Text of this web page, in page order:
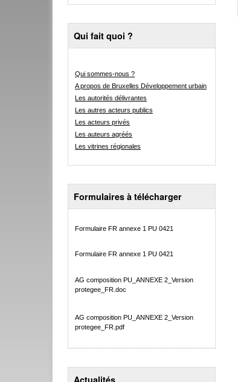
Qui fait quoi ?
Qui sommes-nous ?
A propos de Bruxelles Développement urbain
Les autorités délivrantes
Les autres acteurs publics
Les acteurs privés
Les auteurs agréés
Les vitrines régionales
Formulaires à télécharger
Formulaire FR annexe 1 PU 0421
Formulaire FR annexe 1 PU 0421
AG composition PU_ANNEXE 2_Version
protegee_FR.doc
AG composition PU_ANNEXE 2_Version
protegee_FR.pdf